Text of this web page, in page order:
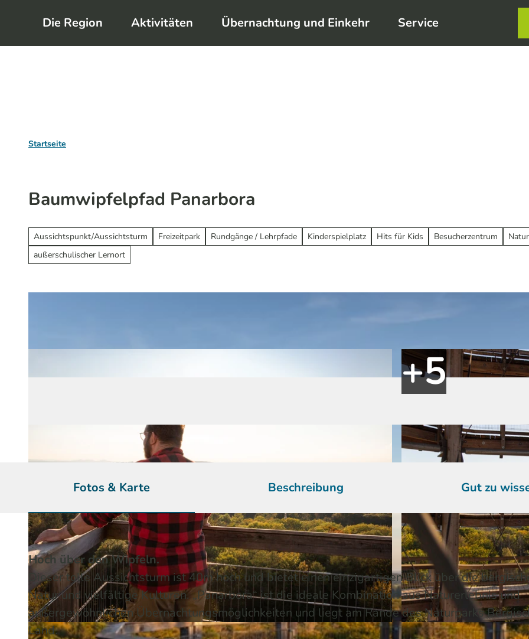
m
Die Region Aktivitäten Übernachtung und Einkehr Service
Startseite
Baumwipfelpfad Panarbora
Aussichtspunkt/Aussichtsturm Freizeitpark Rundgänge / Lehrpfade Kinderspielplatz Hits für Kids Besucherzentrum
außerschulischer Lernort
© Holger Hage für "Das Bergische" | KI-optimiert | CC-BY-SA © Holger Hage für "Das Bergische" | KI-optimiert |
Fotos & Karte Beschreibung Gut zu
Hoch über den Wipfeln.
Dieser tolle Aussichtsturm ist 40m hoch und bietet einen einzigartigen Blick über die
Natur und vielfältige Kulturen. „Panarbora“ ist die ideale Kombination aus Naturerlebnis und
außergewöhnlichen Übernachtungsmöglichkeiten und liegt am Rande des Naturparks
Land.